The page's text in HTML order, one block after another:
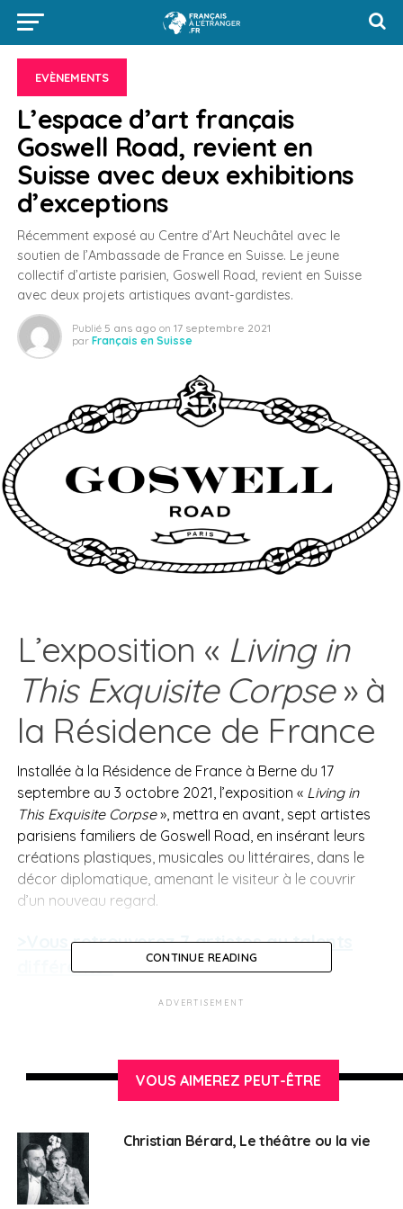
EVÈNEMENTS
L’espace d’art français
Goswell Road, revient en
Suisse avec deux exhibitions
d’exceptions
Récemment exposé au Centre d’Art Neuchâtel avec le
soutien de l’Ambassade de France en Suisse. Le jeune
collectif d’artiste parisien, Goswell Road, revient en Suisse
avec deux projets artistiques avant-gardistes.
Publié 5 ans ago on 17 septembre 2021
par Français en Suisse
L’exposition « Living in
This Exquisite Corpse» à
la Résidence de France
Installée à la Résidence de France à Berne du 17
septembre au 3 octobre 2021, l’exposition « Living in
This Exquisite Corpse», mettra en avant, sept artistes
parisiens familiers de Goswell Road, en insérant leurs
créations plastiques, musicales ou littéraires, dans le
décor diplomatique, amenant le visiteur à le couvrir
d’un nouveau regard.
>Vous retrouverez 7 artistes au talents
différents :
Archie Chekatouski, Raphaël Fanelli, Tarik Kiswanson,
>Quelques mots sur laLa Résidence de
Construite dans le style Renaissance français d’après
les esquisses de l’architecte bernois Friedrich von Rütte,
la Résidence de France à Berne appartient à l’Etat
CONTINUE READING
ADVERTISEMENT
VOUS AIMEREZ PEUT-ÊTRE
Christian Bérard, Le théâtre ou la vie